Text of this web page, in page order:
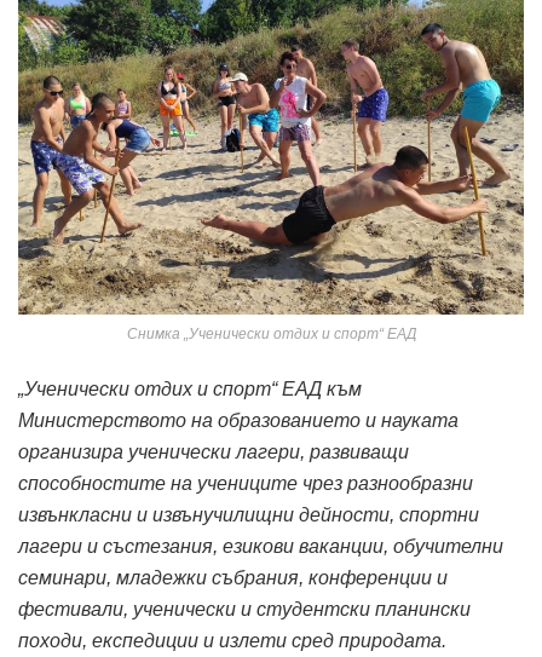
Снимка „Ученически отдих и спорт“ ЕАД
„Ученически отдих и спорт“ ЕАД към
Министерството на образованието и науката
организира ученически лагери, развиващи
способностите на учениците чрез разнообразни
извънкласни и извънучилищни дейности, спортни
лагери и състезания, езикови ваканции, обучителни
семинари, младежки събрания, конференции и
фестивали, ученически и студентски планински
походи, експедиции и излети сред природата.